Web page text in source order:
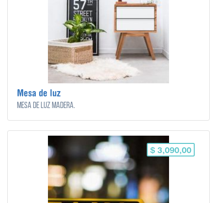
Mesa de luz
Mesa de luz madera.
$ 3,090,00